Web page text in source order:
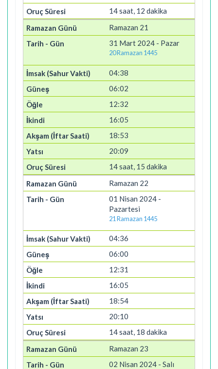
14 saat, 12 dakika
Ramazan 21
31 Mart 2024 - Pazar
20 Ramazan 1445
04:38
06:02
12:32
16:05
18:53
20:09
14 saat, 15 dakika
Ramazan 22
01 Nisan 2024 -
Pazartesi
21 Ramazan 1445
04:36
06:00
12:31
16:05
18:54
20:10
14 saat, 18 dakika
Ramazan 23
02 Nisan 2024 - Salı